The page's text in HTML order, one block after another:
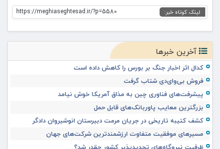
لینک کوتاه خبر: https://meghiaseghtesad.ir/?p=5580
آخرین خبرها
کدال اثر اخبار جنگ بر بورس را کاهش داده است
فروش بی‌وای‌دی شتاب گرفت
پیشرفت‌های فناوری چین به مذاق آمریکا خوش نیامد
بزرگترین معایب پاوربانک‌های قابل حمل
کشف کتیبه تاریخی در جریان مرمت دبیرستان انوشیروان دادگر
مسیرهای موفقیت متفاوت ارزشمندترین شرکت‌های جهان